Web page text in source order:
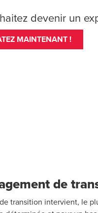
devenir un
MAINTENANT !
de
transition intervient, le